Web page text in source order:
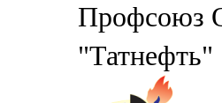
Профсоюз
"Татнефть"